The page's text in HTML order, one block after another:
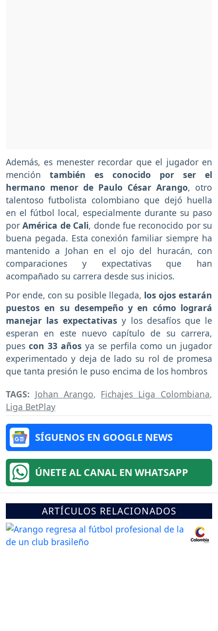
Además, es menester recordar que el jugador en
mención también es conocido por ser el
hermano menor de Paulo César Arango, otro
talentoso futbolista colombiano que dejó huella
en el fútbol local, especialmente durante su paso
porAmérica de Cali, donde fue reconocido por su
buena pegada. Esta conexión familiar siempre ha
mantenido a Johan en el ojo del huracán, con
comparaciones y expectativas que han
acompañado su carrera desde sus inicios.
Por ende, con su posible llegada, los ojos estarán
puestos en su desempeño y en cómo logrará
manejar las expectativas y los desafíos que le
esperan en este nuevo capítulo de su carrera,
pues con 33 años ya se perfila como un jugador
experimentado y deja de lado su rol de promesa
que tanta presión le puso encima de los hombros
TAGS: Johan Arango, Fichajes Liga Colombiana,
Liga BetPlay
SÍGUENOS EN GOOGLE NEWS
ÚNETE AL CANAL EN WHATSAPP
ARTÍCULOS RELACIONADOS